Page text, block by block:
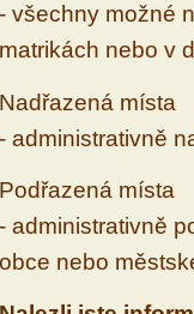
- všechny možné
matrikách nebo v
Nadřazená místa
- administrativně
Podřazená místa
- administrativně
obce nebo